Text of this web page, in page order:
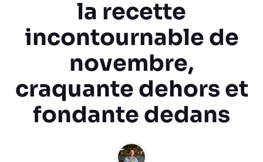
la recette
incontournable de
novembre,
craquante dehors et
fondante dedans